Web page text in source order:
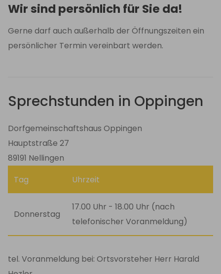
Wir sind persönlich für Sie da!
Gerne darf auch außerhalb der Öffnungszeiten ein
persönlicher Termin vereinbart werden.
Sprechstunden in Oppingen
Dorfgemeinschaftshaus Oppingen
Hauptstraße 27
89191 Nellingen
Tag
Uhrzeit
Donnerstag
17.00 Uhr - 18.00 Uhr (nach
telefonischer Voranmeldung)
tel. Voranmeldung bei: Ortsvorsteher Herr Harald